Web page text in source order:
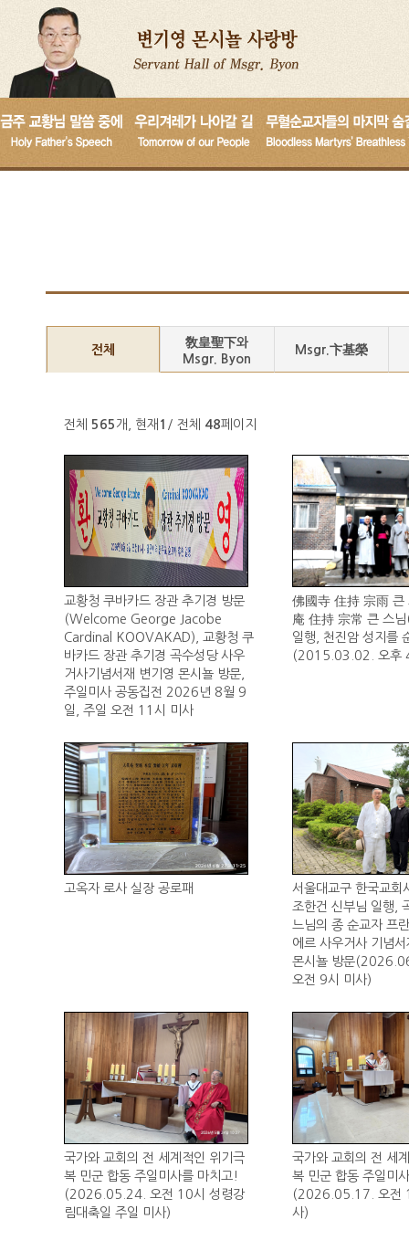
전체
敎皇聖下와
Msgr. Byon
Msgr.卞基榮
전체 565 개, 현재 1 / 전체 48페이지
교황청 쿠바카드 장관 추기경 방문
(Welcome George Jacobe
Cardinal KOOVAKAD), 교황청 쿠
바카드 장관 추기경 곡수성당 사우
거사기념서재 변기영 몬시뇰 방문,
주일미사 공동집전 2026년 8월 9
일, 주일 오전 11시 미사
佛國寺 住持 宗雨 큰
庵 住持 宗常 큰 스
일행, 천진암 성지를
(2015.03.02. 오후
고옥자 로사 실장 공로패
서울대교구 한국교회
조한건 신부님 일행,
느님의 종 순교자 프
에르 사우거사 기념
몬시뇰 방문
오전 9시 미사)
국가와 교회의 전 세계적인 위기극
복 민군 합동 주일미사를 마치고!
(2026.05.24. 오전 10시 성령강
림대축일 주일 미사)
국가와 교회의 전 세
복 민군 합동 주일미
(2026.05.17. 오전
사)